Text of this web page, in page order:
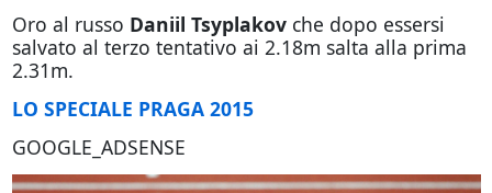
Oro al russo Daniil Tsyplakov che dopo essersi
salvato al terzo tentativo ai 2.18m salta alla prima
2.31m.
LO SPECIALE PRAGA 2015
GOOGLE_ADSENSE